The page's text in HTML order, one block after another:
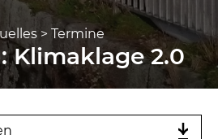
> Termine
Klimaklage 2.0